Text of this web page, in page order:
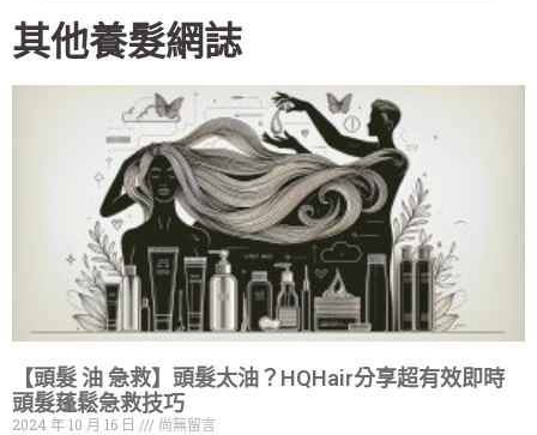
其他養髮網誌
【頭髮 油 急救】頭髮太油？HQHair分享超有效即時
頭髮蓬鬆急救技巧
2024 年 10 月 16 日 尚無留言